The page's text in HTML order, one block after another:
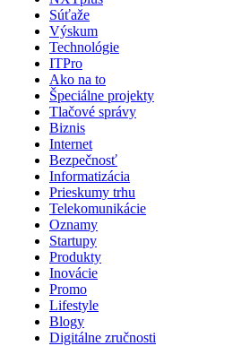
Súťaže
Výskum
Technológie
ITPro
Ako na to
Špeciálne projekty
Tlačové správy
Biznis
Internet
Bezpečnosť
Informatizácia
Prieskumy trhu
Telekomunikácie
Oznamy
Startupy
Produkty
Inovácie
Promo
Lifestyle
Blogy
Digitálne zručnosti